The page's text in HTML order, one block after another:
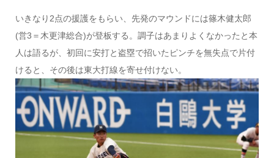
いきなり2点の援護をもらい、先発のマウンドには篠木健太郎
(営3＝木更津総合)が登板する。調子はあまりよくなかったと本
人は語るが、初回に安打と盗塁で招いたピンチを無失点で片付
けると、その後は東大打線を寄せ付けない。